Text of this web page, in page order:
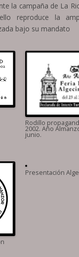
la campaña de La
reproduce la
bajo su mandato
Rodillo
2002. Año
junio.
Presentación